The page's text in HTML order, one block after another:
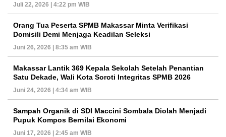
Juli 22, 2026 | 4:22 pm WIB
Orang Tua Peserta SPMB Makassar Minta Verifikasi
Domisili Demi Menjaga Keadilan Seleksi
Juni 26, 2026 | 8:35 am WIB
Makassar Lantik 369 Kepala Sekolah Setelah Penantian
Satu Dekade, Wali Kota Soroti Integritas SPMB 2026
Juni 24, 2026 | 4:34 am WIB
Sampah Organik di SDI Maccini Sombala Diolah Menjadi
Pupuk Kompos Bernilai Ekonomi
Juni 17, 2026 | 2:45 am WIB